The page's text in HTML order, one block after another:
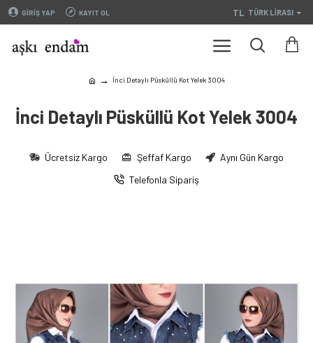
GIRIŞ YAP KAYIT OL TL TÜRK LIRASI
İnci Detaylı Püsküllü Kot Yelek 3004
İnci Detaylı Püsküllü Kot Yelek 3004
Ücretsiz Kargo Şeffaf Kargo
Aynı Gün Kargo
Telefonla Sipariş